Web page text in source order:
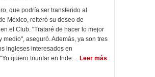
que podría ser transferido al
México, reiteró su deseo de
el Club. "Trataré de hacer lo mejor
medio", aseguró. Además, ya son tres
ingleses interesados en
quiero triunfar en Inde… Leer más